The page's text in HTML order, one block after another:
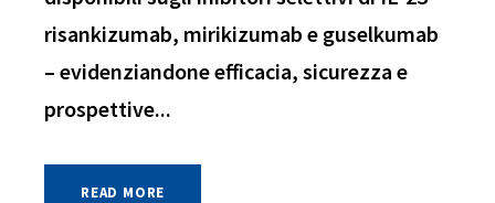
risankizumab, mirikizumab e guselkumab
– evidenziandone efficacia, sicurezza e
prospettive...
READ MORE